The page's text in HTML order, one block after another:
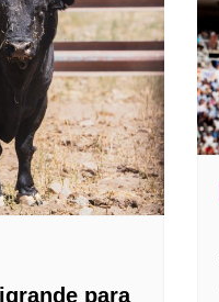
para